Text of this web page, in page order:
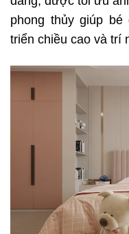
phong thủy giúp
triển chiều cao và trí